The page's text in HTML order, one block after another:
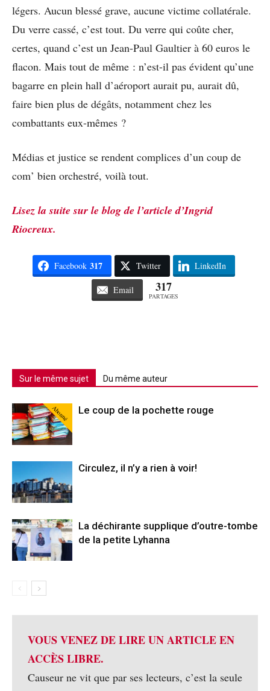
légers. Aucun blessé grave, aucune victime collatérale.
Du verre cassé, c’est tout. Du verre qui coûte cher,
certes, quand c’est un Jean-Paul Gaultier à 60 euros le
flacon. Mais tout de même : n’est-il pas évident qu’une
bagarre en plein hall d’aéroport aurait pu, aurait dû,
faire bien plus de dégâts, notamment chez les
combattants eux-mêmes ?
Médias et justice se rendent complices d’un coup de
com’ bien orchestré, voilà tout.
Lisez la suite sur le blog de l’article d’Ingrid
Riocreux.
Facebook 317 Twitter LinkedIn
Email 317
PARTAGES
Sur le même sujet Du même auteur
Abonné Le coup de la pochette rouge
Circulez, il n’y a rien à voir!
La déchirante supplique d’outre-tombe
de la petite Lyhanna
VOUS VENEZ DE LIRE UN ARTICLE EN
ACCÈS LIBRE.
Causeur ne vit que par ses lecteurs, c’est la seule